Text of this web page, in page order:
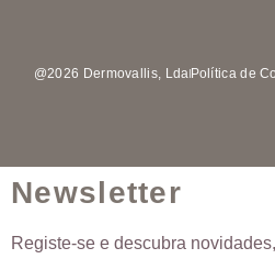
@2026 Dermovallis, LdaPolítica de
Newsletter
Registe-se e descubra